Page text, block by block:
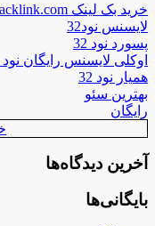
خرید بک لینک behtarinbacklink.com
لایسنس نود32
پسورد نود 32
اوکلی لایسنس رایگان نود 32
همیار نود 32
بهترین سئو
رایگان
آخرین دیدگاه‌ها
بایگانی‌ها